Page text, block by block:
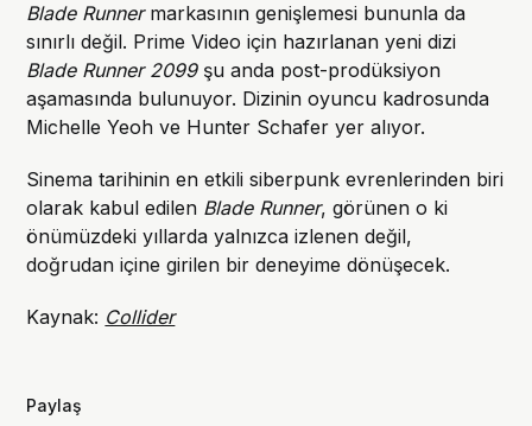
Blade Runnermarkasının genişlemesi bununla da
sınırlı değil. Prime Video için hazırlanan yeni dizi
Blade Runner 2099şu anda post-prodüksiyon
aşamasında bulunuyor. Dizinin oyuncu kadrosunda
Michelle Yeoh ve Hunter Schafer yer alıyor.
Sinema tarihinin en etkili siberpunk evrenlerinden biri
olarak kabul edilen Blade Runner, görünen o ki
önümüzdeki yıllarda yalnızca izlenen değil,
doğrudan içine girilen bir deneyime dönüşecek.
Kaynak: Collider
Paylaş